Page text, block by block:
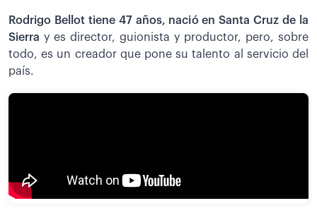
Rodrigo Bellot tiene 47 años, nació en Santa Cruz de la
Sierra y es director, guionista y productor, pero, sobre
todo, es un creador que pone su talento al servicio del
país.